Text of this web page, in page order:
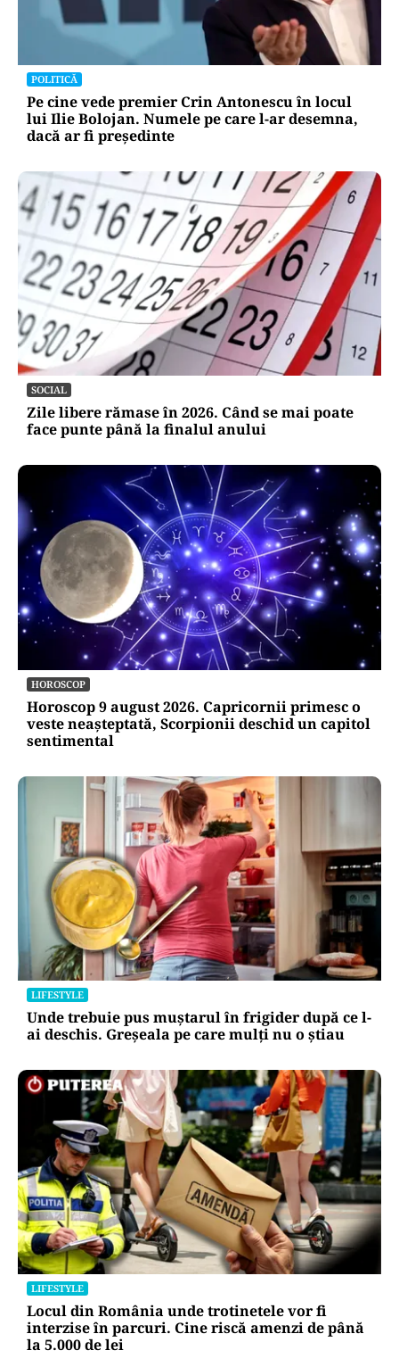
POLITICĂ
Pe cine vede premier Crin Antonescu în locul
lui Ilie Bolojan. Numele pe care l-ar desemna,
dacă ar fi președinte
SOCIAL
Zile libere rămase în 2026. Când se mai poate
face punte până la finalul anului
HOROSCOP
Horoscop 9 august 2026. Capricornii primesc o
veste neașteptată, Scorpionii deschid un capitol
sentimental
LIFESTYLE
Unde trebuie pus muștarul în frigider după ce l-
ai deschis. Greșeala pe care mulți nu o știau
LIFESTYLE
Locul din România unde trotinetele vor fi
interzise în parcuri. Cine riscă amenzi de până
la 5.000 de lei